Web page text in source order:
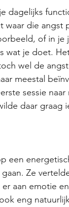
dagelijks
die angst
of in je
wat je doet.
wel de
meestal
sessie naar
daar graag
een
Ze
aan emotie
eng